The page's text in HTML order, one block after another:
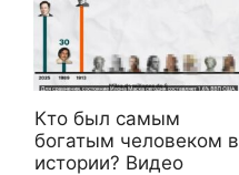
Кто был самым
богатым человеком в
истории? Видео